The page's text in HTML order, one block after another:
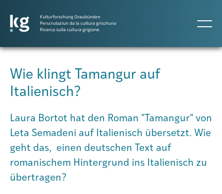
Atlas GR
Projekte
Publikationen
Wie klingt Tamangur auf
Italienisch?
Laura Bortot hat den Roman "Tamangur" von
Leta Semadeni auf Italienisch übersetzt. Wie
geht das, einen deutschen Text auf
romanischem Hintergrund ins Italienisch zu
übertragen?